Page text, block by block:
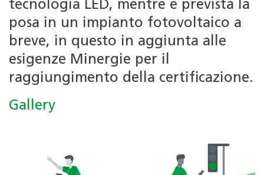
tecnologia LED, mentre è prevista la
posa in un impianto fotovoltaico a
breve, in questo in aggiunta alle
esigenze Minergie per il
raggiungimento della certificazione.
Gallery